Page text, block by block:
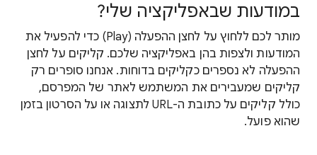
במודעות שבאפליקציה שלי?
מותר לכם ללחוץ על לחצן ההפעלה (Play) כדי להפעיל את
המודעות ולצפות בהן באפליקציה שלכם. קליקים על לחצן
ההפעלה לא נספרים כקליקים בדוחות. אנחנו סופרים רק
קליקים שמעבירים את המשתמש לאתר של המפרסם,
כולל קליקים על כתובת ה-URL לתצוגה או על הסרטון בזמן
שהוא פועל.